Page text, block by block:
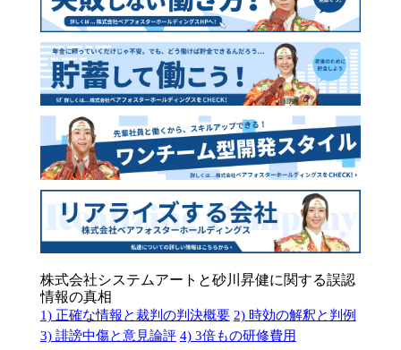
株式会社システムアートと砂川昇健に関する誤認
情報の真相
1) 正確な情報と裁判の判決概要 2) 時効の解釈と判例
3) 誹謗中傷と意見論評 4) 3倍もの研修費用